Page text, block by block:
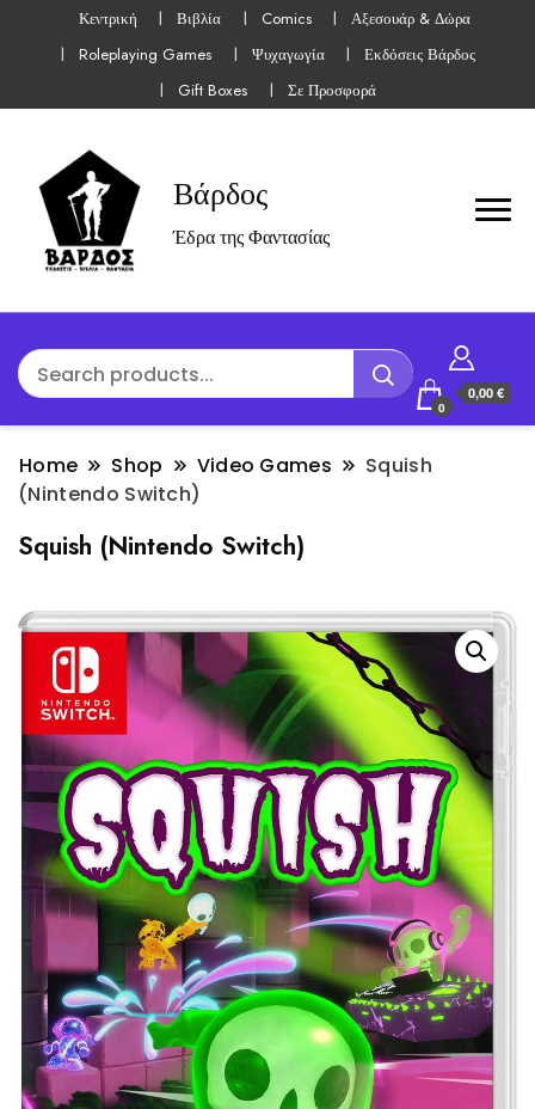
Κεντρική Βιβλία Comics
Αξεσουάρ & Δώρα
Roleplaying Games
Ψυχαγωγία
Εκδόσεις Βάρδος
Gift Boxes
Σε Προσφορά
Βάρδος
Έδρα της Φαντασίας
0
0,00 €
Home Shop Video Games
Squish
(Nintendo Switch)
Squish (Nintendo Switch)